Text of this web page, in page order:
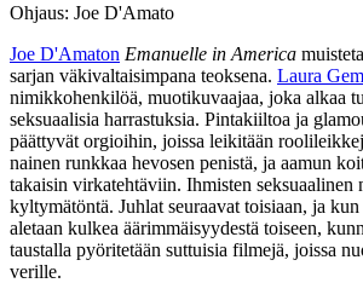
Ohjaus: Joe D'Amato
Joe D'Amaton Emanuelle in America
sarjan väkivaltaisimpana teoksena. Laura
nimikkohenkilöä, muotikuvaajaa, joka alkaa
seksuaalisia harrastuksia. Pintakiiltoa ja
päättyvät orgioihin, joissa leikitään
nainen runkkaa hevosen penistä, ja aamun
takaisin virkatehtäviin. Ihmisten seksuaalinen
kyltymätöntä. Juhlat seuraavat toisiaan, ja
aletaan kulkea äärimmäisyydestä toiseen,
taustalla pyöritetään suttuisia filmejä, joissa
verille.